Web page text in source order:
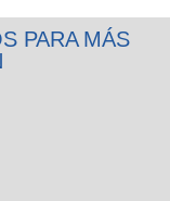
PARA MÁS